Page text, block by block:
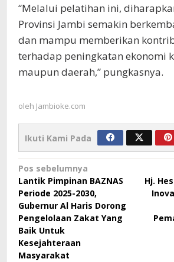
“Melalui pelatihan ini,
Provinsi Jambi semakin
dan mampu memberikan
terhadap peningkatan ekonomi
maupun daerah,” pungkasnya.
oleh Jambioke.com
Ikuti Kami Pada
Navigasi
pos
Pos sebelumnya
Lantik Pimpinan BAZNAS
Periode 2025-2030,
Gubernur Al Haris Dorong
Pengelolaan Zakat Yang
Baik Untuk
Kesejahteraan
Masyarakat
Hj.